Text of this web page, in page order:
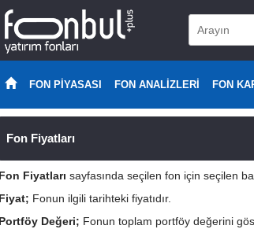
FON PİYASASI FON ANALİZLERİ FON
Fon Fiyatları
Fon Fiyatları sayfasında seçilen fon için seçilen
Fiyat; Fonun ilgili tarihteki fiyatıdır.
Portföy Değeri; Fonun toplam portföy değerini